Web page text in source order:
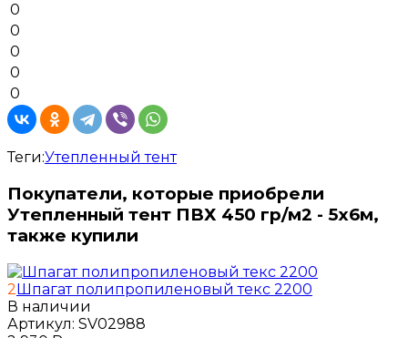
0
0
0
0
0
Теги:Утепленный тент
Покупатели, которые приобрели
Утепленный тент ПВХ 450 гр/м2 - 5x6м,
также купили
2Шпагат полипропиленовый текс 2200
В наличии
Артикул: SV02988